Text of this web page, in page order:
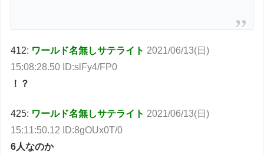
412: ワールド名無しサテライト 2021/06/13(日)
15:08:28.50 ID:slFy4/FP0
！？
425: ワールド名無しサテライト 2021/06/13(日)
15:11:50.12 ID:8gOUx0T/0
6人なのか